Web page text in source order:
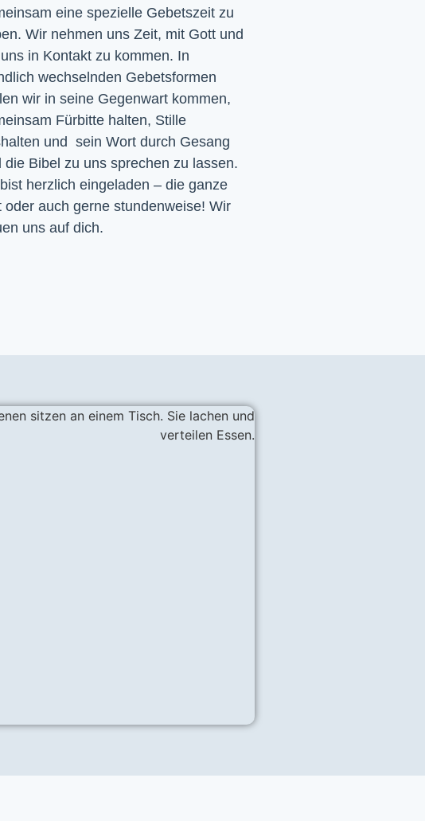
eine spezielle Gebetszeit zu
Wir nehmen uns Zeit, mit Gott und
in Kontakt zu kommen. In
wechselnden Gebetsformen
wir in seine Gegenwart kommen,
Fürbitte halten, Stille
und sein Wort durch Gesang
die Bibel zu uns sprechen zu lassen.
herzlich eingeladen – die ganze
oder auch gerne stundenweise! Wir
uns auf dich.